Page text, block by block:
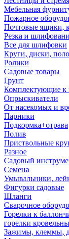
Мебельная
Пожарное
Почтовые ящики,
Резка и
Все для шлифовки
Круги, диски,
Ролики
Садовые товары
Грунт
Комплектующие к
Опрыскиватели
От насекомых и
Парники
Подкормка+отрава
Полив
Приствольные
Разное
Садовый
Семена
Умывальники,
Фигурки садовые
Шланги
Сварочное
Горелки к
горелки
Зажимы, клеммы,